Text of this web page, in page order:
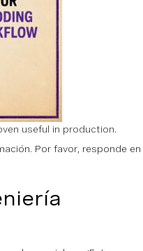
useful in production.
Por favor, responde en